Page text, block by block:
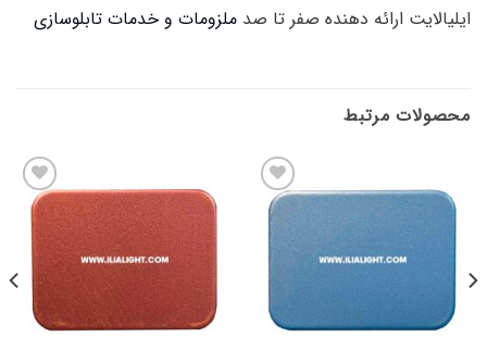
ایلیالایت ارائه دهنده صفر تا صد ملزومات و خدمات تابلوسازی
محصولات مرتبط
افزودن
ها
افزودن
به
علاقه
مندی
ها